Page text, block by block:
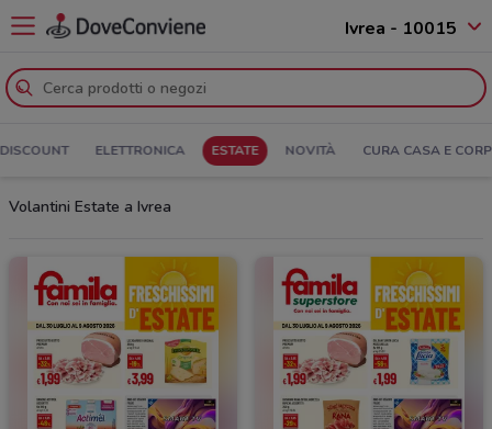
Ivrea - 10015
DISCOUNT ELETTRONICA ESTATE NOVITÀ CURA CASA E
Volantini Estate a Ivrea